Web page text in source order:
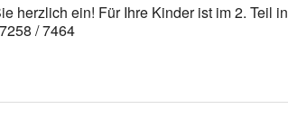
herzlich ein! Für Ihre Kinder ist im 2. Teil in
/ 7464